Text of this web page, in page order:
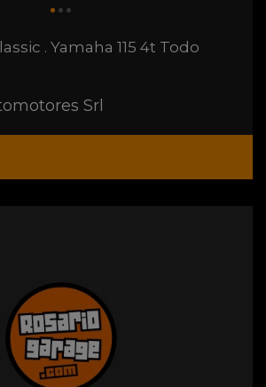
. Yamaha 115 4t Todo
Srl